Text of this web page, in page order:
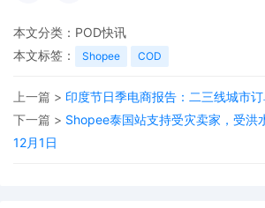
本文分类： POD快讯
本文标签：
Shopee COD
上一篇 > 印度节日季电商报告：二三线城市
下一篇 > Shopee泰国站支持受灾卖家，受洪
12月1日